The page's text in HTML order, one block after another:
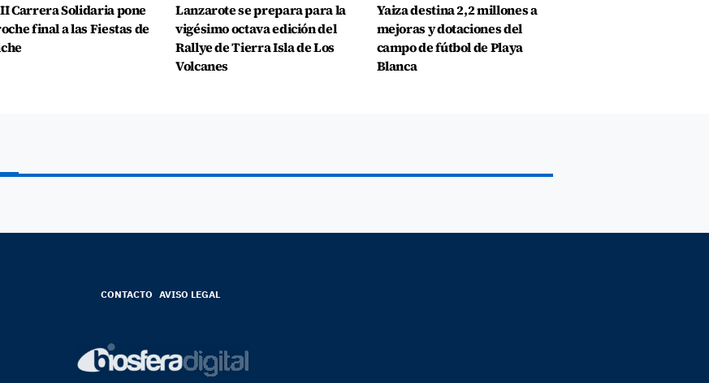
Carrera Solidaria pone
final a las Fiestas de
Lanzarote se prepara para la
vigésimo octava edición del
Rallye de Tierra Isla de Los
Volcanes
Yaiza destina 2,2 millones a
mejoras y dotaciones del
campo de fútbol de Playa
Blanca
CONTACTO AVISO LEGAL